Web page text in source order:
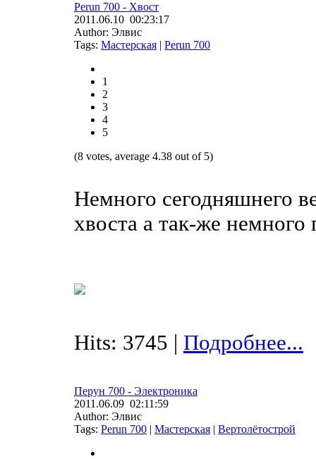
Perun 700 - Хвост
2011.06.10 00:23:17
Author: Элвис
Tags: Мастерская | Perun 700
1
2
3
4
5
(8 votes, average 4.38 out of 5)
Немного сегодняшнего
хвоста а так-же немного
Hits: 3745 | Подробнее...
Перун 700 - Электроника
2011.06.09 02:11:59
Author: Элвис
Tags: Perun 700 | Мастерская | Вертолётострой